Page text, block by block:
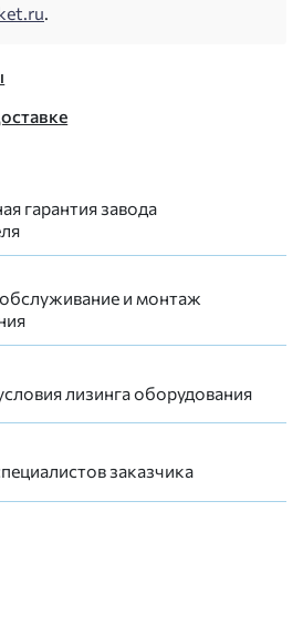
гарантия завода
и монтаж
лизинга оборудования
заказчика